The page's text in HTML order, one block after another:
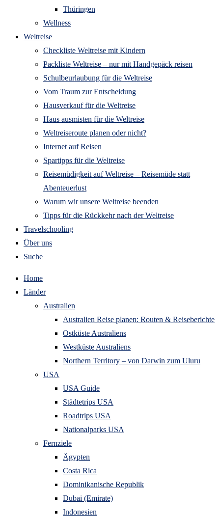
Thüringen
Wellness
Weltreise
Checkliste Weltreise mit Kindern
Packliste Weltreise – nur mit Handgepäck reisen
Schulbeurlaubung für die Weltreise
Vom Traum zur Entscheidung
Hausverkauf für die Weltreise
Haus ausmisten für die Weltreise
Weltreiseroute planen oder nicht?
Internet auf Reisen
Spartipps für die Weltreise
Reisemüdigkeit auf Weltreise – Reisemüde statt
Abenteuerlust
Warum wir unsere Weltreise beenden
Tipps für die Rückkehr nach der Weltreise
Travelschooling
Über uns
Suche
Home
Länder
Australien
Australien Reise planen: Routen & Reiseberichte
Ostküste Australiens
Westküste Australiens
Northern Territory – von Darwin zum Uluru
USA
USA Guide
Städtetrips USA
Roadtrips USA
Nationalparks USA
Fernziele
Ägypten
Costa Rica
Dominikanische Republik
Dubai (Emirate)
Indonesien